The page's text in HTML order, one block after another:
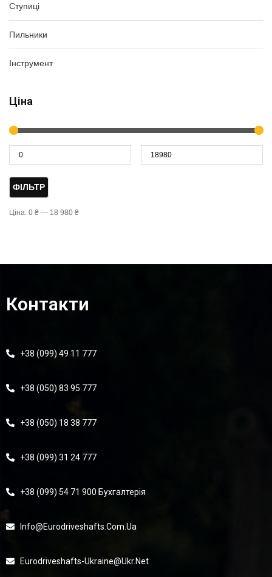
Ступиці
Пильники
Інструмент
Ціна
ФІЛЬТР
Ціна: 0 ₴ — 18 980 ₴
Контакти
+38 (099) 49 11 777
+38 (050) 83 95 777
+38 (050) 18 38 777
+38 (099) 31 24 777
+38 (099) 54 71 900 Бухгалтерія
Info@eurodriveshafts.com.ua
Eurodriveshafts-Ukraine@ukr.net